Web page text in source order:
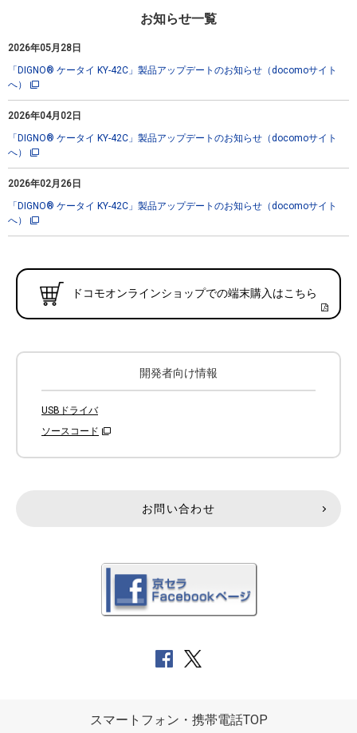
お知らせ一覧
2026年05月28日
「DIGNO® ケータイ KY-42C」製品アップデートのお知らせ（docomoサイト
へ）
2026年04月02日
「DIGNO® ケータイ KY-42C」製品アップデートのお知らせ（docomoサイト
へ）
2026年02月26日
「DIGNO® ケータイ KY-42C」製品アップデートのお知らせ（docomoサイト
へ）
ドコモオンラインショップでの端末購入はこちら
開発者向け情報
USBドライバ
ソースコード
お問い合わせ
スマートフォン・携帯電話TOP